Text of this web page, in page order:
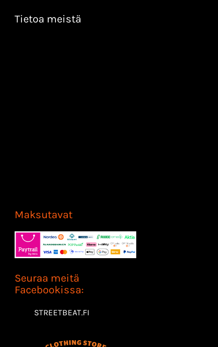
Tietoa meistä
Maksutavat
Seuraa meitä
Facebookissa:
STREETBEAT.FI